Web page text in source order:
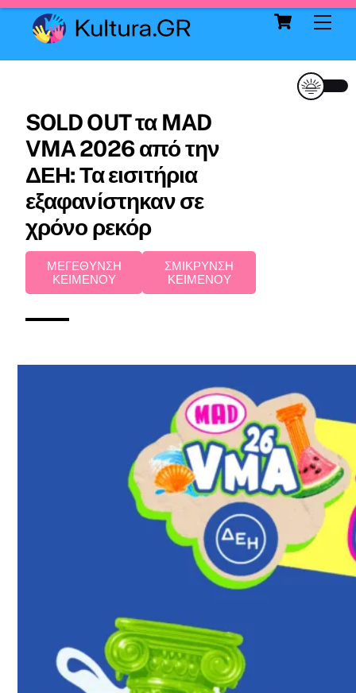
Skip
content
Cart
SOLD OUT τα MAD
VMA 2026 από την
ΔΕΗ: Τα εισιτήρια
εξαφανίστηκαν σε
χρόνο ρεκόρ
ΜΕΓΕΘΥΝΣΗ
ΚΕΙΜΕΝΟΥ
ΣΜΙΚΡΥΝΣΗ
ΚΕΙΜΕΝΟΥ